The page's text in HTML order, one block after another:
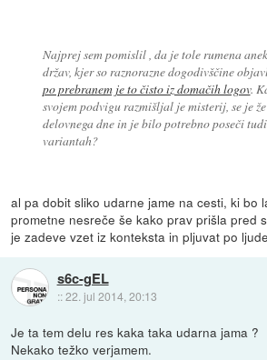
Najprej sem pomislil , da je tole rumena
držav, kjer so raznorazne dogodivščine
po prebranem je to čisto iz domačih logov.
svojem podvigu razmišljal je misterij, se je
delovnega dne in je bilo potrebno poseči
variantah?
al pa dobit sliko udarne jame na cesti, ki bo
prometne nesreče še kako prav prišla pred
je zadeve vzet iz konteksta in pljuvat po
s6c-gEL
::22. jul 2014, 20:13
Je ta tem delu res kaka taka udarna jama ?
Nekako težko verjamem.